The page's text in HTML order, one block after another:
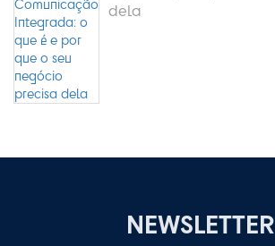
dela
NEWSLETTER